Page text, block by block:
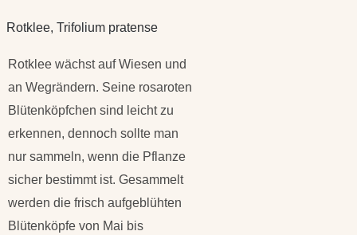
Rotklee, Trifolium pratense
Rotklee wächst auf Wiesen und
an Wegrändern. Seine rosaroten
Blütenköpfchen sind leicht zu
erkennen, dennoch sollte man
nur sammeln, wenn die Pflanze
sicher bestimmt ist. Gesammelt
werden die frisch aufgeblühten
Blütenköpfe von Mai bis